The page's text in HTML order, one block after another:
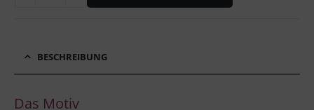
BESCHREIBUNG
Das Motiv